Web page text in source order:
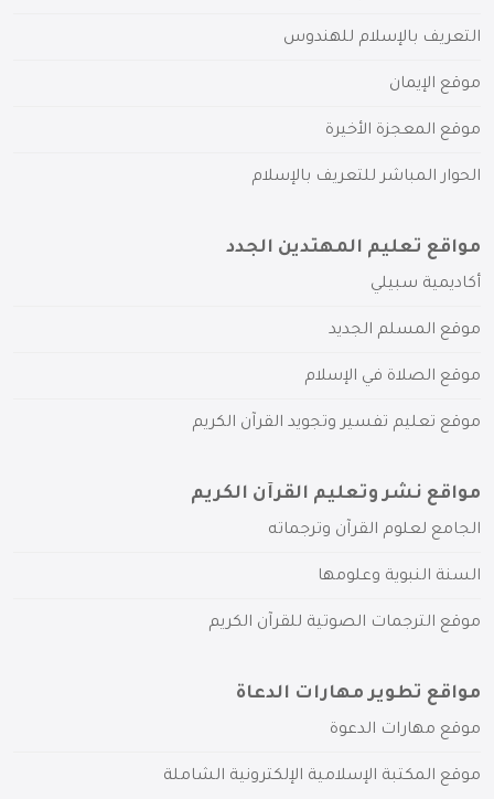
التعريف بالإسلام للهندوس
موقع الإيمان
موقع المعجزة الأخيرة
الحوار المباشر للتعريف بالإسلام
مواقع تعليم المهتدين الجدد
أكاديمية سبيلي
موقع المسلم الجديد
موقع الصلاة في الإسلام
موقع تعليم تفسير وتجويد القرآن الكريم
مواقع نشر وتعليم القرآن الكريم
الجامع لعلوم القرآن وترجماته
السنة النبوية وعلومها
موقع الترجمات الصوتية للقرآن الكريم
مواقع تطوير مهارات الدعاة
موقع مهارات الدعوة
موقع المكتبة الإسلامية الإلكترونية الشاملة